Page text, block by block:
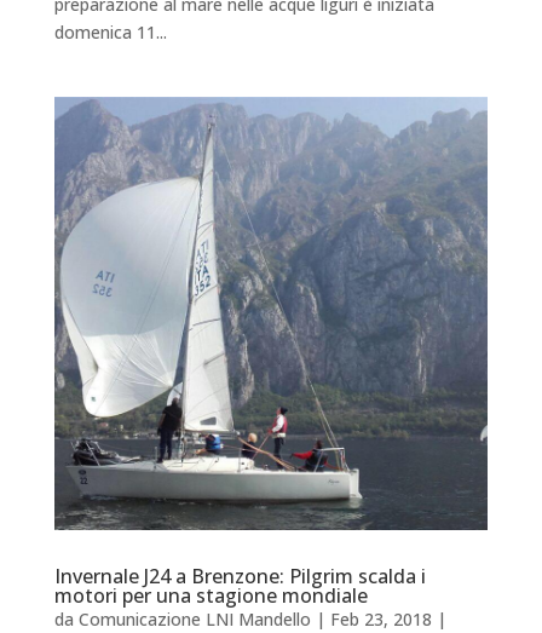
domenica 11...
Invernale J24 a Brenzone: Pilgrim scalda i
motori per una stagione mondiale
da Comunicazione LNI Mandello | Feb 23, 2018 |